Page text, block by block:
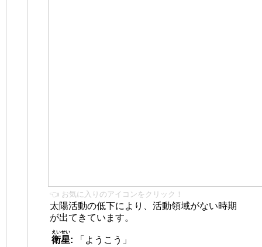
👈 お気に入りのアイコンをクリック！
太陽活動の低下により、活動領域がない時期
が出てきています。
衛星
えいせい
:
「ようこう」